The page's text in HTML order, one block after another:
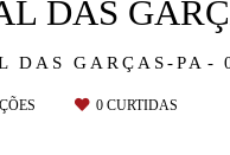
DAS GARÇAS-PA
DAS
0CURTIDAS